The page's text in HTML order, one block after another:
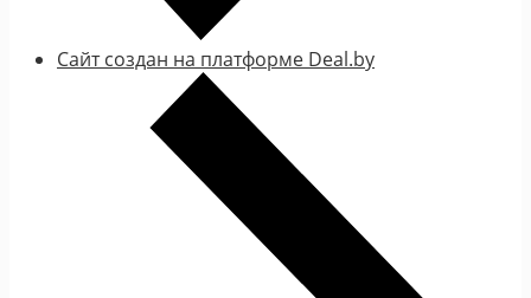
Сайт создан на платформе Deal.by